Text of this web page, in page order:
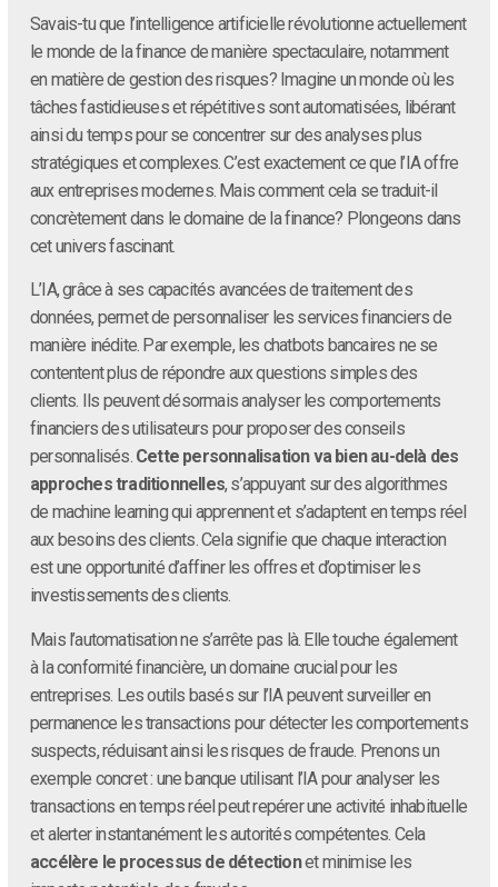
Savais-tu que l’intelligence artificielle révolutionne actuellement
le monde de la finance de manière spectaculaire, notamment
en matière de gestion des risques? Imagine un monde où les
tâches fastidieuses et répétitives sont automatisées, libérant
ainsi du temps pour se concentrer sur des analyses plus
stratégiques et complexes. C’est exactement ce que l’IA offre
aux entreprises modernes. Mais comment cela se traduit-il
concrètement dans le domaine de la finance? Plongeons dans
cet univers fascinant.
L’IA, grâce à ses capacités avancées de traitement des
données, permet de personnaliser les services financiers de
manière inédite. Par exemple, les chatbots bancaires ne se
contentent plus de répondre aux questions simples des
clients. Ils peuvent désormais analyser les comportements
financiers des utilisateurs pour proposer des conseils
personnalisés. Cette personnalisation va bien au-delà des
approches traditionnelles, s’appuyant sur des algorithmes
de machine learning qui apprennent et s’adaptent en temps réel
aux besoins des clients. Cela signifie que chaque interaction
est une opportunité d’affiner les offres et d’optimiser les
investissements des clients.
Mais l’automatisation ne s’arrête pas là. Elle touche également
à la conformité financière, un domaine crucial pour les
entreprises. Les outils basés sur l’IA peuvent surveiller en
permanence les transactions pour détecter les comportements
suspects, réduisant ainsi les risques de fraude. Prenons un
exemple concret : une banque utilisant l’IA pour analyser les
transactions en temps réel peut repérer une activité inhabituelle
et alerter instantanément les autorités compétentes. Cela
accélère le processus de détectionet minimise les